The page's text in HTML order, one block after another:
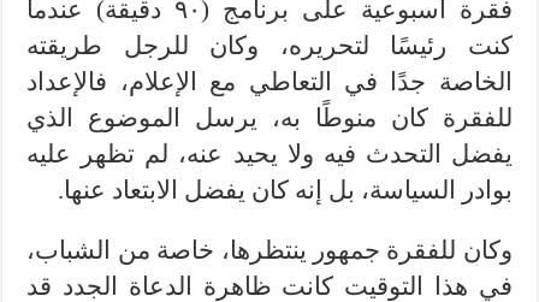
فقرة أسبوعية على برنامج (٩٠ دقيقة) عندما
كنت رئيسًا لتحريره، وكان للرجل طريقته
الخاصة جدًا في التعاطي مع الإعلام، فالإعداد
للفقرة كان منوطًا به، يرسل الموضوع الذي
يفضل التحدث فيه ولا يحيد عنه، لم تظهر عليه
بوادر السياسة، بل إنه كان يفضل الابتعاد عنها.
وكان للفقرة جمهور ينتظرها، خاصة من الشباب،
في هذا التوقيت كانت ظاهرة الدعاة الجدد قد